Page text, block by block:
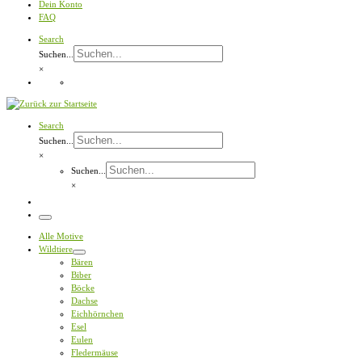
Dein Konto
FAQ
Search
Suchen...
×
Search
Suchen...
×
Suchen...
×
Menü
Alle Motive
Wildtiere
Bären
Biber
Böcke
Dachse
Eichhörnchen
Esel
Eulen
Fledermäuse